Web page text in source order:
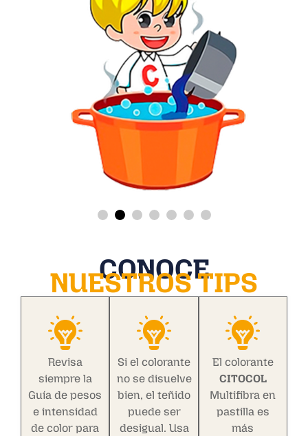
CONOCE
NUESTROS TIPS
Revisa
siempre la
Guía de pesos
e intensidad
de color para
Si el colorante
no se disuelve
bien, el teñido
puede ser
desigual. Usa
El colorante
CITOCOL
Multifibra en
pastilla es
más